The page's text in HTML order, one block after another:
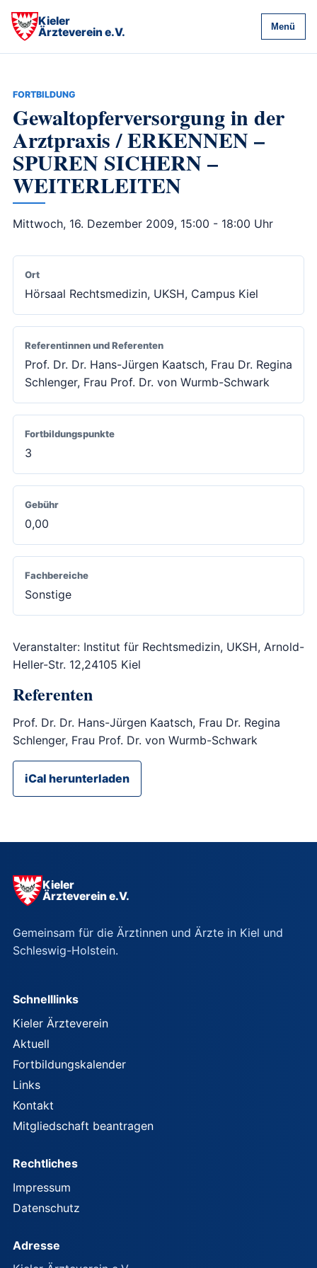
Kieler
Ärzteverein e.V.
Menü
FORTBILDUNG
Gewaltopferversorgung in der
Arztpraxis / ERKENNEN –
SPUREN SICHERN –
WEITERLEITEN
Mittwoch, 16. Dezember 2009, 15:00 - 18:00 Uhr
Ort
Hörsaal Rechtsmedizin, UKSH, Campus Kiel
Referentinnen und Referenten
Prof. Dr. Dr. Hans-Jürgen Kaatsch, Frau Dr. Regina
Schlenger, Frau Prof. Dr. von Wurmb-Schwark
Fortbildungspunkte
3
Gebühr
0,00
Fachbereiche
Sonstige
Veranstalter: Institut für Rechtsmedizin, UKSH, Arnold-
Heller-Str. 12,24105 Kiel
Referenten
Prof. Dr. Dr. Hans-Jürgen Kaatsch, Frau Dr. Regina
Schlenger, Frau Prof. Dr. von Wurmb-Schwark
iCal herunterladen
Kieler
Ärzteverein e.V.
Gemeinsam für die Ärztinnen und Ärzte in Kiel und
Schleswig-Holstein.
Schnelllinks
Kieler Ärzteverein
Aktuell
Fortbildungskalender
Links
Kontakt
Mitgliedschaft beantragen
Rechtliches
Impressum
Datenschutz
Adresse